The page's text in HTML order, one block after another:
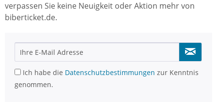
verpassen Sie keine Neuigkeit oder Aktion mehr von
biberticket.de.
Ich habe die Datenschutzbestimmungen zur Kenntnis
genommen.